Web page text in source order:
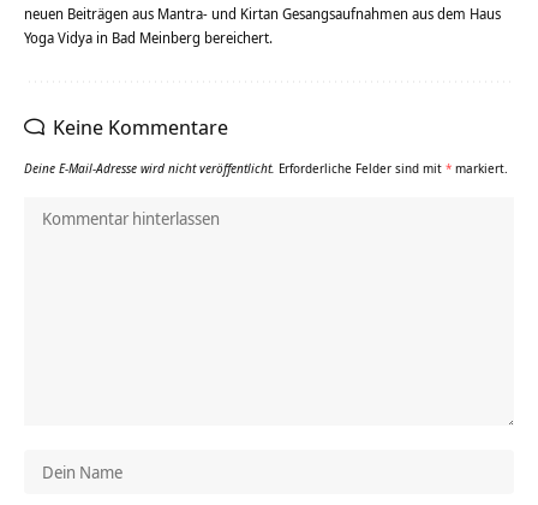
neuen Beiträgen aus Mantra- und Kirtan Gesangsaufnahmen aus dem Haus
Yoga Vidya in Bad Meinberg bereichert.
Keine Kommentare
Deine E-Mail-Adresse wird nicht veröffentlicht. Erforderliche Felder sind mit * markiert.